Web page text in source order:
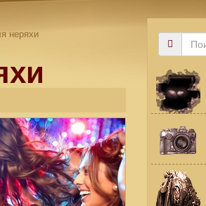
неряхи
Поиск